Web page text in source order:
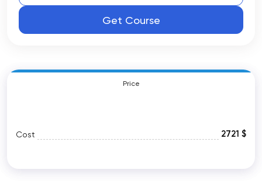
Get Course
Price
Cost 2721 $